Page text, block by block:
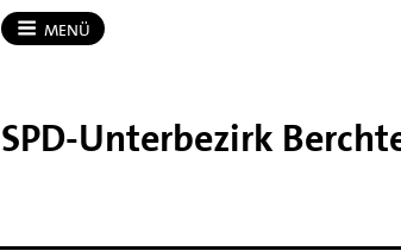
MENÜ
SPD-​Unterbezirk